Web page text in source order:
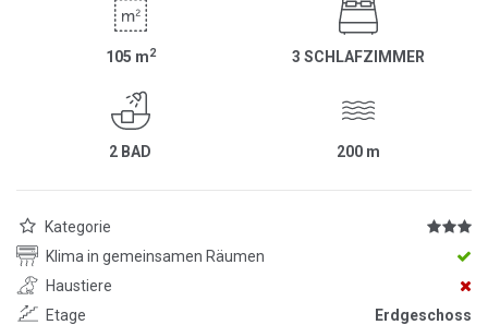
105 m2 3 SCHLAFZIMMER
2 BAD 200 m
Kategorie
Klima in gemeinsamen Räumen
Haustiere
Etage
Erdgeschoss